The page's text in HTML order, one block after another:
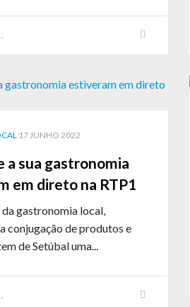
a sua gastronomia
em direto na RTP1
17 JUNHO 2022
gastronomia local,
conjugação de produtos e
de Setúbal uma...